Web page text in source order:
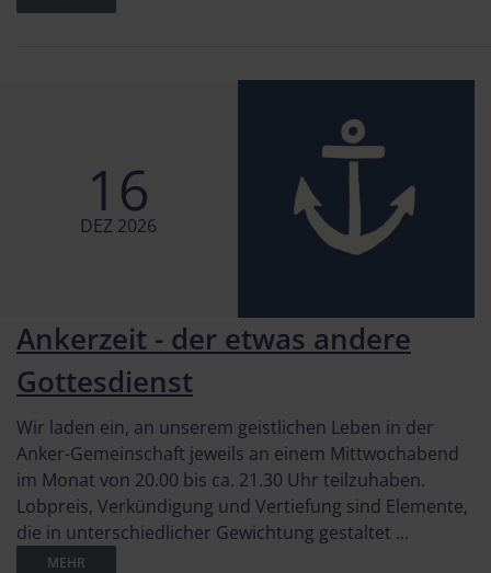
16
DEZ 2026
Ankerzeit - der etwas andere
Gottesdienst
Wir laden ein, an unserem geistlichen Leben in der
Anker-Gemeinschaft jeweils an einem Mittwochabend
im Monat von 20.00 bis ca. 21.30 Uhr teilzuhaben.
Lobpreis, Verkündigung und Vertiefung sind Elemente,
die in unterschiedlicher Gewichtung gestaltet ...
MEHR